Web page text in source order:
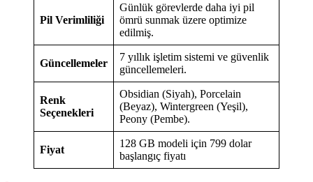
Pil Verimliliği
Günlük görevlerde daha iyi pil
ömrü sunmak üzere optimize
edilmiş.
Güncellemeler
7 yıllık işletim sistemi ve güvenlik
güncellemeleri.
Renk
Seçenekleri
Obsidian (Siyah), Porcelain
(Beyaz), Wintergreen (Yeşil),
Peony (Pembe).
Fiyat
128 GB modeli için 799 dolar
başlangıç fiyatı